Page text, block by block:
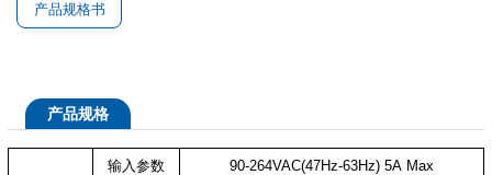
产品规格书
产品规格
输入参数 90-264VAC(47Hz-63Hz) 5A Max